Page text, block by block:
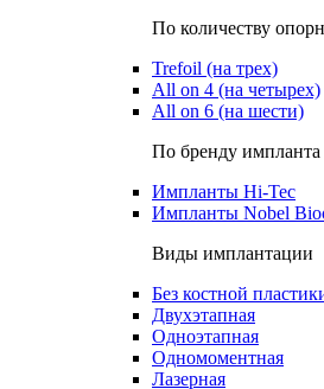
По количеству
Trefoil (на трех)
All on 4 (на четырех)
All on 6 (на шести)
По бренду импланта
Импланты Hi-Tec
Импланты Nobel
Виды имплантации
Без костной
Двухэтапная
Одноэтапная
Одномоментная
Лазерная